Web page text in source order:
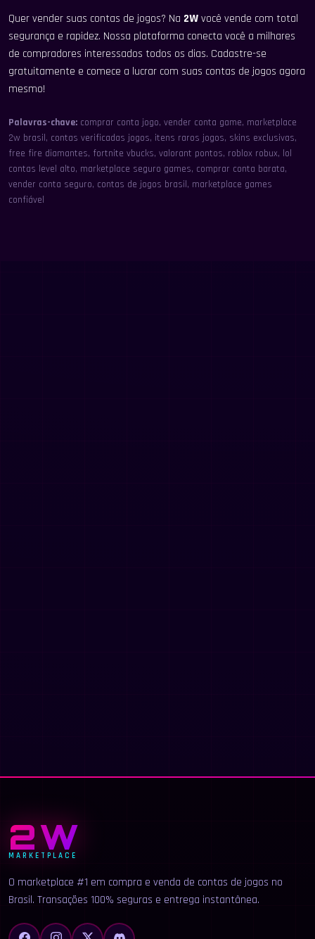
Quer vender suas contas de jogos? Na 2Wvocê vende com total
segurança e rapidez. Nossa plataforma conecta você a milhares
de compradores interessados todos os dias. Cadastre-se
gratuitamente e comece a lucrar com suas contas de jogos agora
mesmo!
Palavras-chave: comprar conta jogo, vender conta game, marketplace
2w brasil, contas verificadas jogos, itens raros jogos, skins exclusivas,
free fire diamantes, fortnite vbucks, valorant pontos, roblox robux, lol
contas level alto, marketplace seguro games, comprar conta barata,
vender conta seguro, contas de jogos brasil, marketplace games
confiável
2W
MARKETPLACE
O marketplace #1 em compra e venda de contas de jogos no
Brasil. Transações 100% seguras e entrega instantânea.